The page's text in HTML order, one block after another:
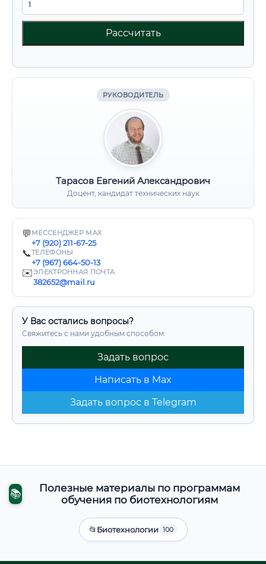
Рассчитать
РУКОВОДИТЕЛЬ
Тарасов Евгений Александрович
Доцент, кандидат технических наук
💬 МЕССЕНДЖЕР MAX
+7 (920) 211-67-25
📞ТЕЛЕФОНЫ
+7 (967) 664-50-13
✉️ЭЛЕКТРОННАЯ ПОЧТА
382652@mail.ru
У Вас остались вопросы?
Свяжитесь с нами удобным способом:
Задать вопрос
Написать в Max
Задать вопрос в Telegram
📚
Полезные материалы по программам
обучения по биотехнологиям
📂Биотехнологии 100